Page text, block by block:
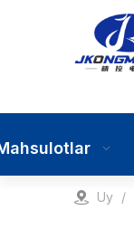
Uy /